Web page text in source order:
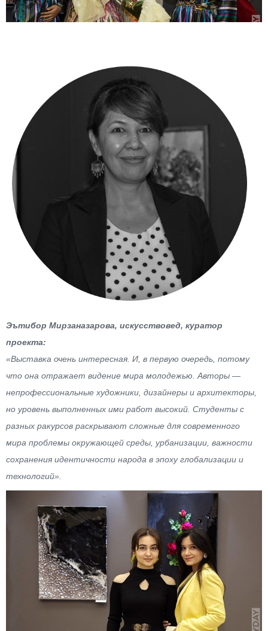
Эътибор Мирзаназарова, искусствовед, куратор
проекта:
«Выставка очень интересная. И, в первую очередь, потому
что она отражает видение мира молодежью. Авторы —
непрофессиональные художники, дизайнеры и архитекторы,
но уровень выполненных ими работ высокий. Студенты с
разных ракурсов раскрывают сложные для современного
мира проблемы окружающей среды, урбанизации, важности
сохранения идентичности народа в эпоху глобализации и
технологий».